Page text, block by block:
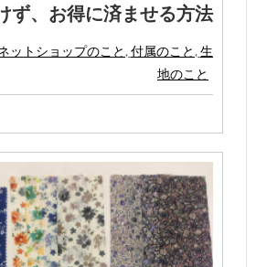
ず、お得に済ませる方法
ットショップのこと,付属のこと,生
地のこと